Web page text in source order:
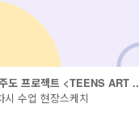
도 프로젝트 <TEENS ART ..
시 수업 현장스케치